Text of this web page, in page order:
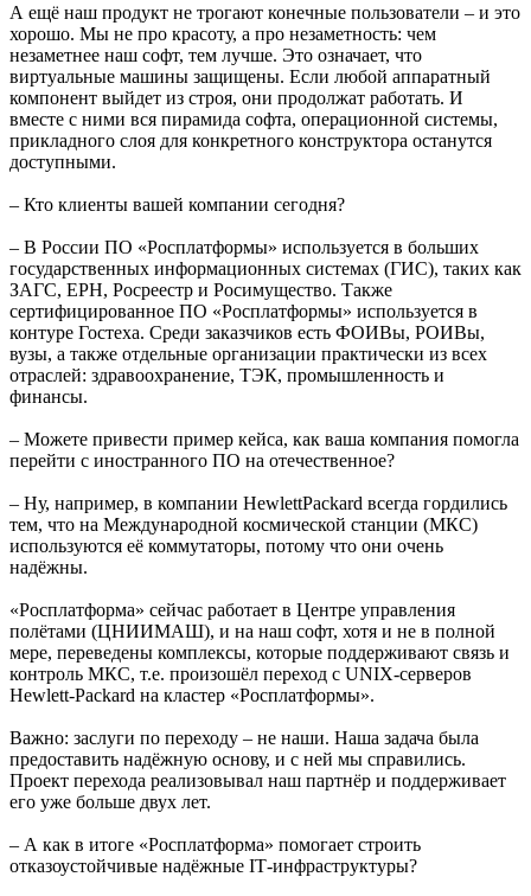
А ещё наш продукт не трогают конечные пользователи – и это
хорошо. Мы не про красоту, а про незаметность: чем
незаметнее наш софт, тем лучше. Это означает, что
виртуальные машины защищены. Если любой аппаратный
компонент выйдет из строя, они продолжат работать. И
вместе с ними вся пирамида софта, операционной системы,
прикладного слоя для конкретного конструктора останутся
доступными.
– Кто клиенты вашей компании сегодня?
– В России ПО «Росплатформы» используется в больших
государственных информационных системах (ГИС), таких как
ЗАГС, ЕРН, Росреестр и Росимущество. Также
сертифицированное ПО «Росплатформы» используется в
контуре Гостеха. Среди заказчиков есть ФОИВы, РОИВы,
вузы, а также отдельные организации практически из всех
отраслей: здравоохранение, ТЭК, промышленность и
финансы.
– Можете привести пример кейса, как ваша компания помогла
перейти с иностранного ПО на отечественное?
– Ну, например, в компании HewlettPackard всегда гордились
тем, что на Международной космической станции (МКС)
используются её коммутаторы, потому что они очень
надёжны.
«Росплатформа» сейчас работает в Центре управления
полётами (ЦНИИМАШ), и на наш софт, хотя и не в полной
мере, переведены комплексы, которые поддерживают связь и
контроль МКС, т.е. произошёл переход с UNIX-серверов
Hewlett-Packard на кластер «Росплатформы».
Важно: заслуги по переходу – не наши. Наша задача была
предоставить надёжную основу, и с ней мы справились.
Проект перехода реализовывал наш партнёр и поддерживает
его уже больше двух лет.
– А как в итоге «Росплатформа» помогает строить
отказоустойчивые надёжные IТ-инфраструктуры?